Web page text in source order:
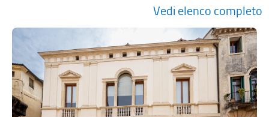
Vedi elenco completo